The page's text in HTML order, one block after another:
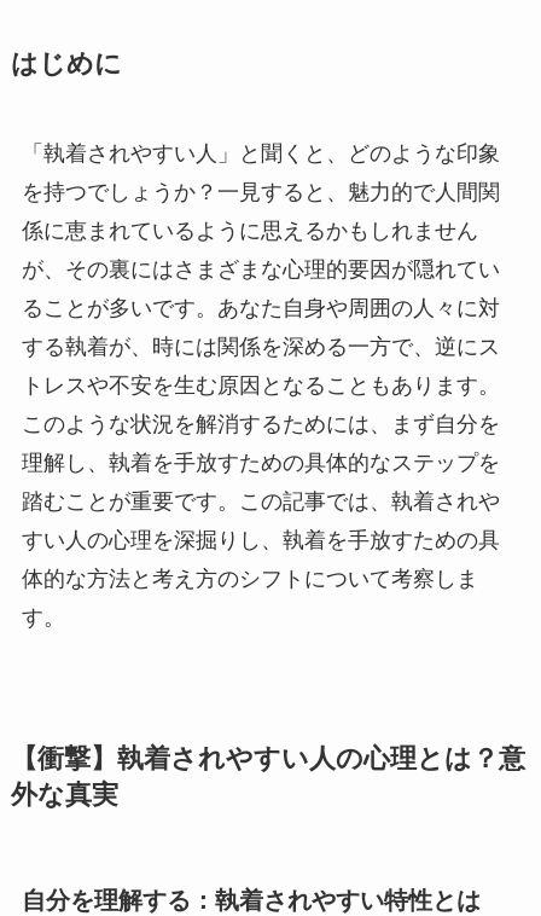
はじめに
「執着されやすい人」と聞くと、どのような印象
を持つでしょうか？一見すると、魅力的で人間関
係に恵まれているように思えるかもしれません
が、その裏にはさまざまな心理的要因が隠れてい
ることが多いです。あなた自身や周囲の人々に対
する執着が、時には関係を深める一方で、逆にス
トレスや不安を生む原因となることもあります。
このような状況を解消するためには、まず自分を
理解し、執着を手放すための具体的なステップを
踏むことが重要です。この記事では、執着されや
すい人の心理を深掘りし、執着を手放すための具
体的な方法と考え方のシフトについて考察しま
す。
【衝撃】執着されやすい人の心理とは？意
外な真実
自分を理解する：執着されやすい特性とは